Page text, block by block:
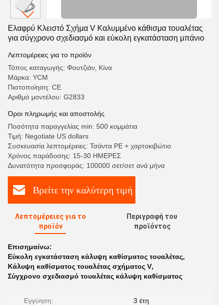
Ελαφρύ Κλειστό Σχήμα V Καλυμμένο κάθισμα τουαλέτας
για σύγχρονο σχεδιασμό και εύκολη εγκατάσταση μπάνιο
Λεπτομέρειες για το προϊόν
Τόπος καταγωγής: Φουτζιάν, Κίνα
Μάρκα: YCM
Πιστοποίηση: CE
Αριθμό μοντέλου: G2833
Όροι πληρωμής και αποστολής
Ποσότητα παραγγελίας min: 500 κομμάτια
Τιμή: Negotiate US dollars
Συσκευασία λεπτομέρειες: Τσάντα PE + χαρτοκιβώτιο
Χρόνος παράδοσης: 15-30 ΗΜΕΡΕΣ
Δυνατότητα προσφοράς: 100000 σετ/σετ ανά μήνα
Βρείτε την καλύτερη τιμή
Λεπτομέρειες για το
προϊόν
Περιγραφή του
προϊόντος
Επισημαίνω:
Εύκολη εγκατάσταση κάλυψη καθίσματος τουαλέτας,
Κάλυψη καθίσματος τουαλέτας σχήματος V,
Σύγχρονο σχεδιασμό τουαλέτας κάλυψη καθίσματος
Εγγύηση: 3 έτη